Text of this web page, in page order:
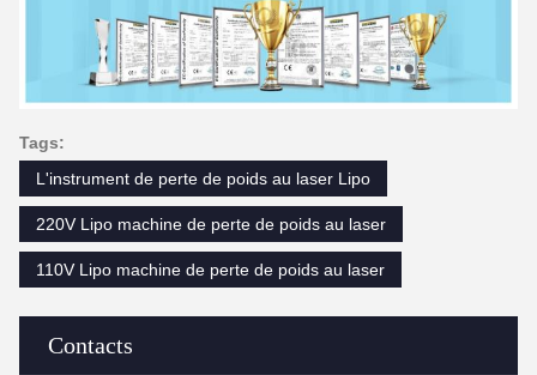
Contacts
Tags:
L'instrument de perte de poids au laser Lipo
220V Lipo machine de perte de poids au laser
110V Lipo machine de perte de poids au laser